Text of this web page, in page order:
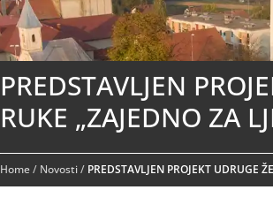
PREDSTAVLJEN
RUKE „ZAJEDNO ZA
Home/ Novosti/ PREDSTAVLJEN PROJEKT UDRUGE